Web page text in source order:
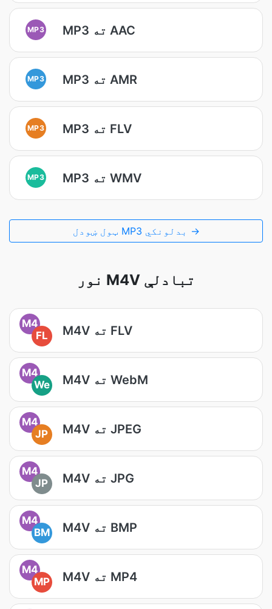
MP3 MP3 ته AAC
MP3 MP3 ته AMR
MP3 MP3 ته FLV
MP3 MP3 ته WMV
ټول ښودل MP3 بدلونکي →
نور M4V تبادلې
M4
FL
M4V ته FLV
M4
We
M4V ته WebM
M4
JP
M4V ته JPEG
M4
JP
M4V ته JPG
M4
BM
M4V ته BMP
M4
MP
M4V ته MP4